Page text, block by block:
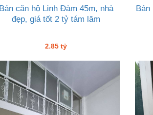
Bán căn hộ Linh Đàm 45m, nhà
đẹp, giá tốt 2 tỷ tám lăm
2.85 tỷ